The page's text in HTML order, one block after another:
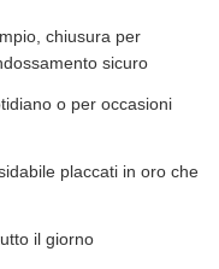
chiusura per
sicuro
o per occasioni
placcati in oro che
il giorno